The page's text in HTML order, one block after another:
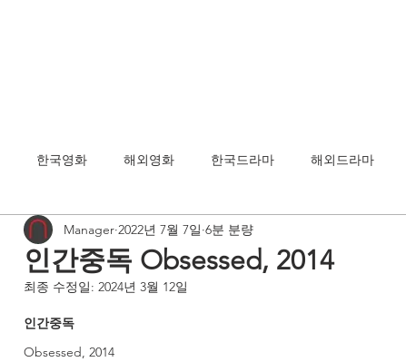
한국영화 해외영화 한국드라마 해외드라마
인간중독 Obsessed, 2014
Manager 2022년 7월 7일 6분 분량
최종 수정일: 2024년 3월 12일
인간중독
Obsessed, 2014